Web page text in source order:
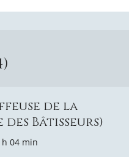
de la
des Bâtisseurs)
h 04 min